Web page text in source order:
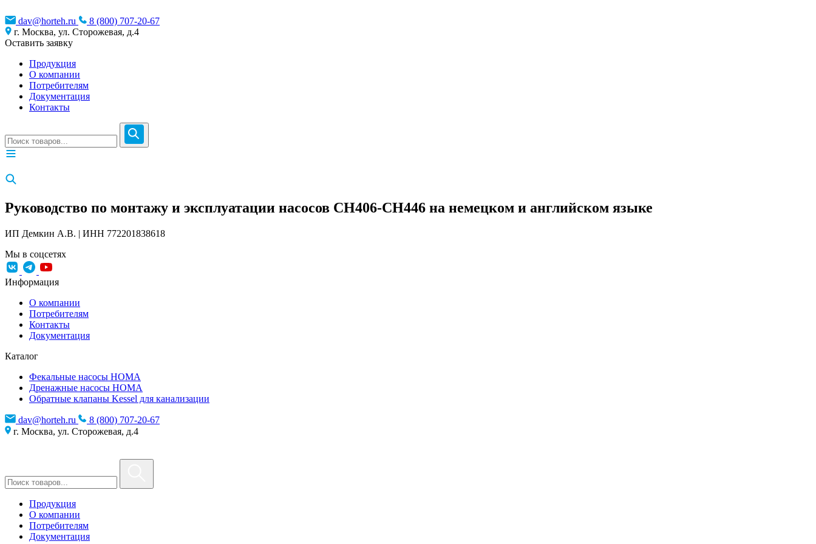
dav@horteh.ru
8 (800) 707-20-67
г. Москва, ул. Сторожевая, д.4
Оставить заявку
Продукция
О компании
Потребителям
Документация
Контакты
Руководство по монтажу и эксплуатации насосов CH406-CH446 на немецком и английском языке
ИП Демкин А.В. | ИНН 772201838618
Мы в соцсетях
Информация
О компании
Потребителям
Контакты
Документация
Каталог
Фекальные насосы HOMA
Дренажные насосы HOMA
Обратные клапаны Kessel для канализации
dav@horteh.ru
8 (800) 707-20-67
г. Москва, ул. Сторожевая, д.4
Продукция
О компании
Потребителям
Документация